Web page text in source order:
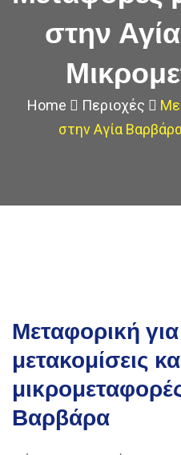
στην
Home Περιοχές
στην Αγία
Μεταφορική
μετακομίσεις
Βαρβάρα